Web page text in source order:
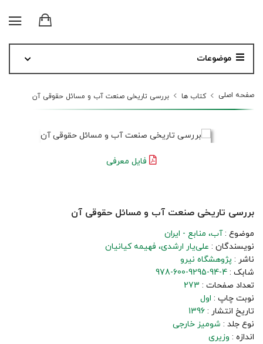
موضوعات
صفحه اصلی کتاب ها بررسی تاریخی صنعت آب و مسائل حقوقی آن
فایل معرفی
بررسی تاریخی صنعت آب و مسائل حقوقی آن
موضوع :آب، منابع - ایران
نویسندگان : علی‌یار ارشدی فهیمه کیانیان
ناشر : پژوهشگاه نیرو
شابک : 978-600-9295-94-4
تعداد صفحات : 273
نوبت چاپ : اول
تاریخ انتشار : 1396
نوع جلد : شومیز خارجی
اندازه : وزیری